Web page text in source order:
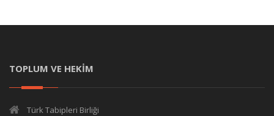
TOPLUM VE HEKİM
Türk Tabipleri Birliği